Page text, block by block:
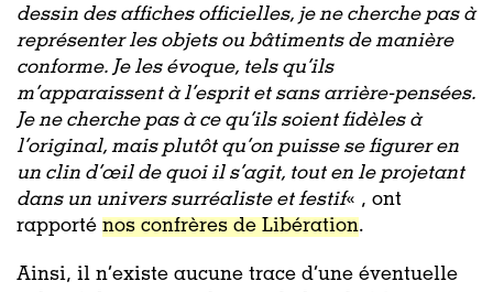
dessin des affiches officielles, je ne cherche pas à
représenter les objets ou bâtiments de manière
conforme. Je les évoque, tels qu’ils
m’apparaissent à l’esprit et sans arrière-pensées.
Je ne cherche pas à ce qu’ils soient fidèles à
l’original, mais plutôt qu’on puisse se figurer en
un clin d’œil de quoi il s’agit, tout en le projetant
dans un univers surréaliste et festif« , ont
rapporté nos confrères de Libération.
Ainsi, il n’existe aucune trace d’une éventuelle